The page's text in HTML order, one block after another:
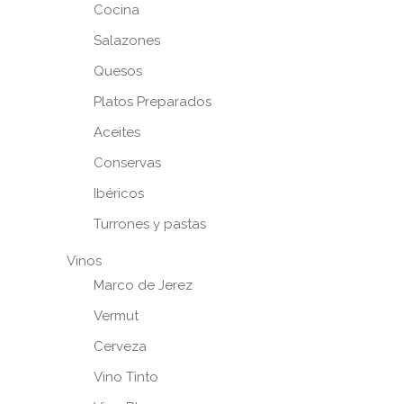
Cocina
Salazones
Quesos
Platos Preparados
Aceites
Conservas
Ibéricos
Turrones y pastas
Vinos
Marco de Jerez
Vermut
Cerveza
Vino Tinto